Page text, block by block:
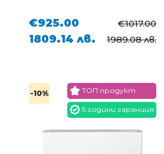
€925.00 €1017.00
1809.14 лв. 1989.08 лв.
-10% ТОП продукт
5 години гаранция